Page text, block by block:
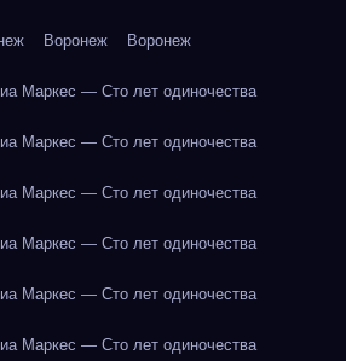
Воронеж Воронеж
Маркес — Сто лет одиночества
Маркес — Сто лет одиночества
Маркес — Сто лет одиночества
Маркес — Сто лет одиночества
Маркес — Сто лет одиночества
Маркес — Сто лет одиночества